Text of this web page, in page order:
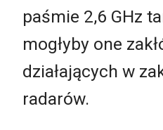
paśmie 2,6 GHz
mogłyby one
działających w
radarów.